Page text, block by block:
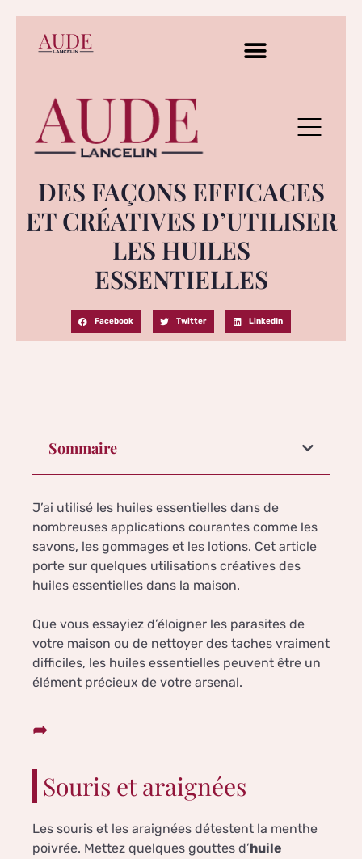
DES FAÇONS EFFICACES
ET CRÉATIVES D’UTILISER
LES HUILES
ESSENTIELLES
Facebook Twitter LinkedIn
Sommaire
J’ai utilisé les huiles essentielles dans de
nombreuses applications courantes comme les
savons, les gommages et les lotions. Cet article
porte sur quelques utilisations créatives des
huiles essentielles dans la maison.
Que vous essayiez d’éloigner les parasites de
votre maison ou de nettoyer des taches vraiment
difficiles, les huiles essentielles peuvent être un
élément précieux de votre arsenal.
Souris et araignées
Les souris et les araignées détestent la menthe
poivrée. Mettez quelques gouttes d’huile